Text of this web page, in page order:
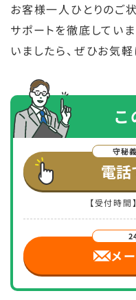
お客様一人ひとりのご
サポートを徹底してい
いましたら、ぜひお気
電話
【受付時
メ